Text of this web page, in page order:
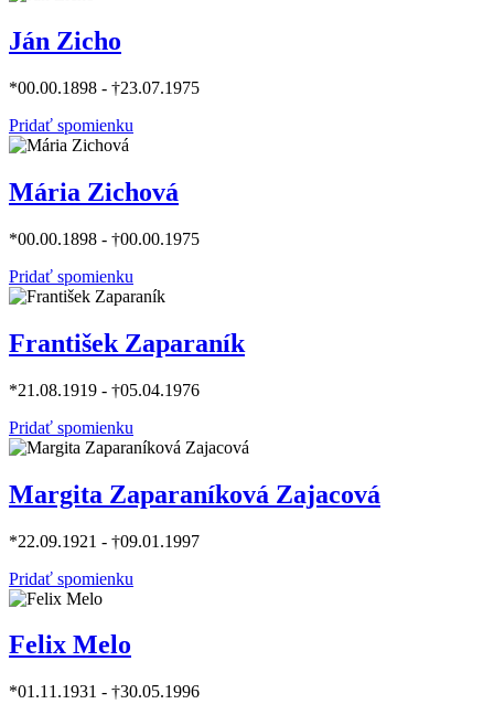
Ján Zicho
*00.00.1898 - †23.07.1975
Pridať spomienku
Mária Zichová
*00.00.1898 - †00.00.1975
Pridať spomienku
František Zaparaník
*21.08.1919 - †05.04.1976
Pridať spomienku
Margita Zaparaníková Zajacová
*22.09.1921 - †09.01.1997
Pridať spomienku
Felix Melo
*01.11.1931 - †30.05.1996